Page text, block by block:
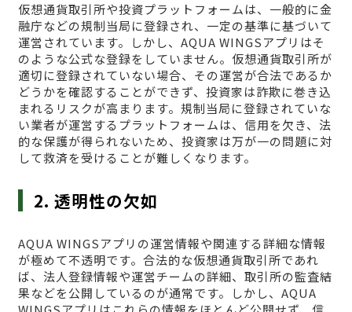
仮想通貨取引所や投資プラットフォームは、一般的に金
融庁などの規制当局に登録され、一定の基準に基づいて
運営されています。しかし、AQUA WINGSアプリはそ
のような公式な登録をしていません。仮想通貨取引所が
適切に登録されていない場合、その運営が合法であるか
どうかを確認することができず、投資家は詐欺に巻き込
まれるリスクが高まります。規制当局に登録されていな
い業者が運営するプラットフォームは、信用を欠き、法
的な保護が得られないため、投資家は万が一の問題に対
して救済を受けることが難しくなります。
2. 透明性の欠如
AQUA WINGSアプリの運営情報や関連する詳細な情報
が極めて不透明です。合法的な仮想通貨取引所であれ
ば、法人登録情報や運営チームの詳細、取引所の監査結
果などを公開しているのが通常です。しかし、AQUA